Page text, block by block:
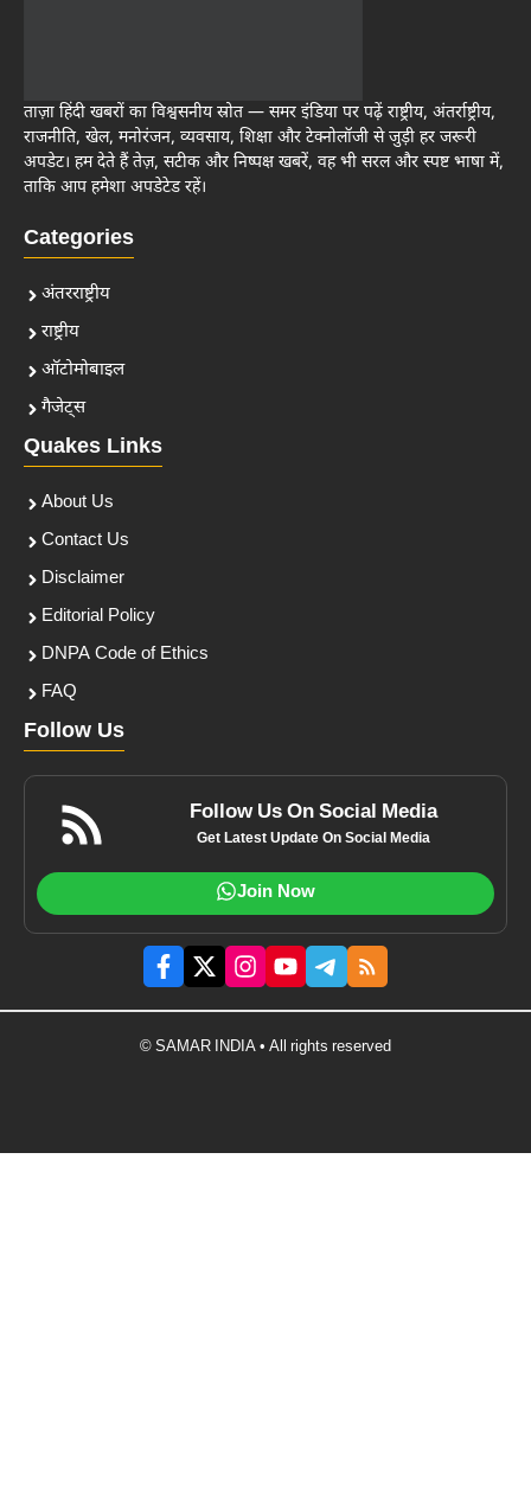
ताज़ा हिंदी खबरों का विश्वसनीय स्रोत — समर इंडिया पर पढ़ें राष्ट्रीय, अंतर्राष्ट्रीय,
राजनीति, खेल, मनोरंजन, व्यवसाय, शिक्षा और टेक्नोलॉजी से जुड़ी हर जरूरी
अपडेट। हम देते हैं तेज़, सटीक और निष्पक्ष खबरें, वह भी सरल और स्पष्ट भाषा में,
ताकि आप हमेशा अपडेटेड रहें।
Categories
अंतरराष्ट्रीय
राष्ट्रीय
ऑटोमोबाइल
गैजेट्स
Quakes Links
About Us
Contact Us
Disclaimer
Editorial Policy
DNPA Code of Ethics
FAQ
Follow Us
Follow Us On Social Media
Get Latest Update On Social Media
Join Now
© SAMAR INDIA • All rights reserved